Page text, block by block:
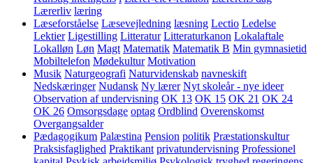
Lærerliv læring
Læseforståelse Læsevejledning læsning Lectio Ledelse
Lektier Ligestilling Litteratur Litteraturkanon Lokalaftale
Lokalløn Løn Magt Matematik Matematik B Min gymnasietid
Mobiltelefon Mødekultur Motivation
Musik Naturgeografi Naturvidenskab navneskift
Nedskæringer Nudansk Ny lærer Nyt skoleår - nye ideer
Observation af undervisning OK 13 OK 15 OK 21 OK 24
OK 26 Omsorgsdage optag Ordblind Overenskomst
Overgangsalder
Pædagogikum Palæstina Pension politik Præstationskultur
Praksisfaglighed Praktikant privatundervisning Professionel